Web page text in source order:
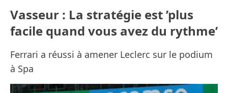
Vasseur : La stratégie est ’plus
facile quand vous avez du rythme’
Ferrari a réussi à amener Leclerc sur le podium
à Spa